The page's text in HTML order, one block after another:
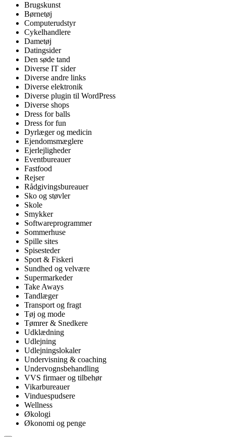
Brugskunst
Børnetøj
Computerudstyr
Cykelhandlere
Dametøj
Datingsider
Den søde tand
Diverse IT sider
Diverse andre links
Diverse elektronik
Diverse plugin til WordPress
Diverse shops
Dress for balls
Dress for fun
Dyrlæger og medicin
Ejendomsmæglere
Ejerlejligheder
Eventbureauer
Fastfood
Rejser
Rådgivingsbureauer
Sko og støvler
Skole
Smykker
Softwareprogrammer
Sommerhuse
Spille sites
Spisesteder
Sport & Fiskeri
Sundhed og velvære
Supermarkeder
Take Aways
Tandlæger
Transport og fragt
Tøj og mode
Tømrer & Snedkere
Udklædning
Udlejning
Udlejningslokaler
Undervisning & coaching
Undervognsbehandling
VVS firmaer og tilbehør
Vikarbureauer
Vinduespudsere
Wellness
Økologi
Økonomi og penge